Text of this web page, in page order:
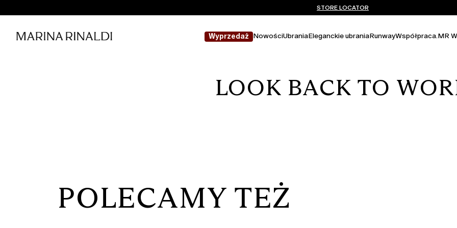
DARMOWA DOSTAWA I ZWROTY
Nie masz konta? ZAREJESTRUJ SIĘ TERAZ
STORE LOCATOR
Wyprzedaż NowościUbraniaEleganckie ubraniaRunwayWspółpraca.MR
LOOK BACK TO
POLECAMY TEŻ